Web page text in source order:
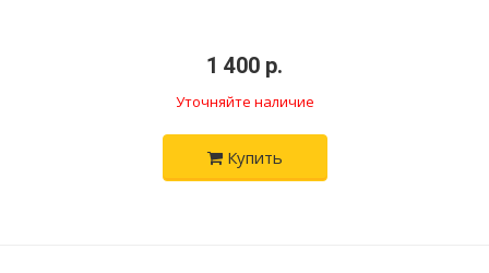
1 400 р.
Уточняйте наличие
Купить